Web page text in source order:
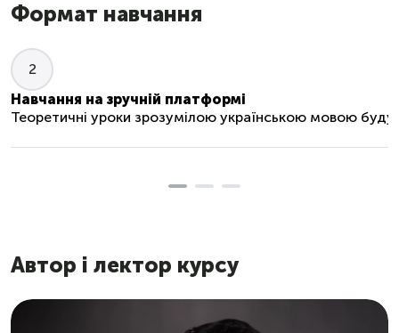
Формат навчання
Навчання на зручній платформі
Теоретичні уроки зрозумілою українською мовою
Автор і лектор курсу